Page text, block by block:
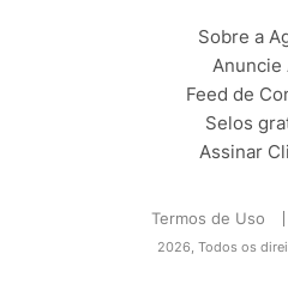
Sobre a
Anuncie
Feed de
Selos
Assinar
Termos de Uso
2026, Todos os